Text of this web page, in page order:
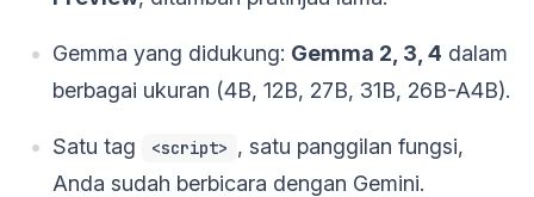
Gemma yang didukung: Gemma 2, 3, 4 dalam
berbagai ukuran (4B, 12B, 27B, 31B, 26B-A4B).
Satu tag <script> , satu panggilan fungsi,
Anda sudah berbicara dengan Gemini.